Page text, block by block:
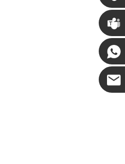
克里斯
· 肯尼 ·